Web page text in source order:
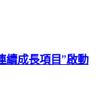
續成長項目”啟動